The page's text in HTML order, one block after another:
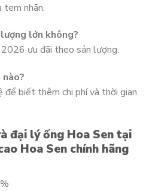
tem nhãn.
lớn không?
2026 ưu đãi theo sản lượng.
để biết thêm chi phí và thời gian
đại lý ống Hoa Sen tại
Hoa Sen chính hãng